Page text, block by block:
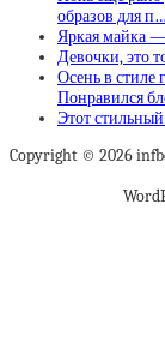
образов для п…
Яркая майка
Девочки, это
Осень в стиле
Понравился
Этот
Copyright © 2026